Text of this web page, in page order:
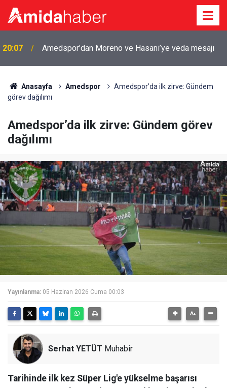
20:07 Amedspor’dan Moreno ve Hasani’ye veda mesajı
18:59 Diyarbakır'da iki çocuktan haber alınamıyor
Anasayfa Amedspor
Amedspor’da ilk zirve: Gündem
görev dağılımı
Amedspor’da ilk zirve: Gündem görev
dağılımı
Yayınlanma: 05 Haziran 2026 Cuma 00:03
Serhat YETÜT Muhabir
Tarihinde ilk kez Süper Lig'e yükselme başarısı